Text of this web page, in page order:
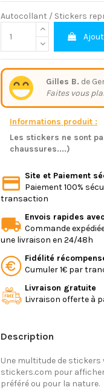
Autocollant / Stickers
Gilles B. de
Faites vous
Informations produit :
Les stickers ne sont
chaussures....)
Site et Paiement
Paiement 100%
transaction
Envois rapides
Commande
une livraison en 24/48h
Fidélité
Cumuler 1€ par
Livraison gratuite
Livraison offerte à
Description
Une multitude de
stickers.com pour
préféré ou pour la nature.